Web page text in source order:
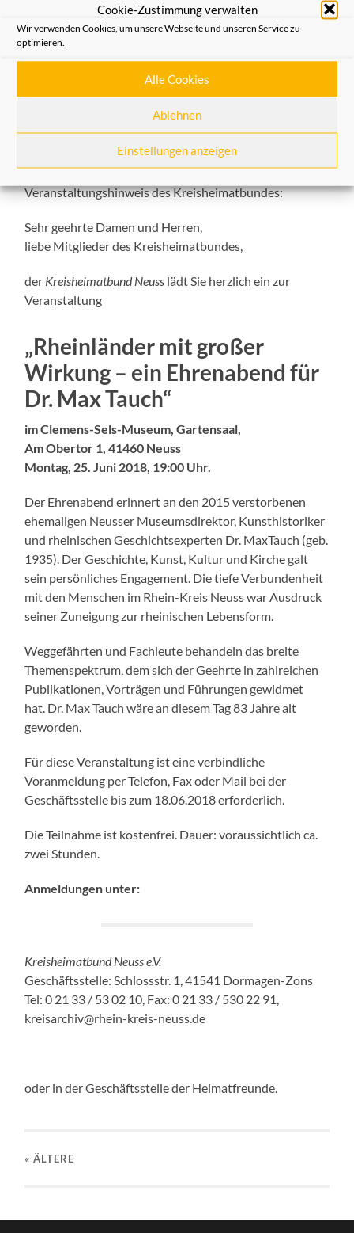
Cookie-Zustimmung verwalten
Wir verwenden Cookies, um unsere Webseite und unseren Service zu
optimieren.
Alle Cookies
Ablehnen
Einstellungen anzeigen
Rheinländer mit großer Wirkung
– ein Ehrenabend für Dr. Max
Tauch
Veranstaltungshinweis des Kreisheimatbundes:
Sehr geehrte Damen und Herren,
liebe Mitglieder des Kreisheimatbundes,
der Kreisheimatbund Neuss lädt Sie herzlich ein zur
Veranstaltung
„Rheinländer mit großer
Wirkung – ein Ehrenabend für
Dr. Max Tauch“
im Clemens-Sels-Museum, Gartensaal,
Am Obertor 1, 41460 Neuss
Montag, 25. Juni 2018, 19:00 Uhr.
Der Ehrenabend erinnert an den 2015 verstorbenen
ehemaligen Neusser Museumsdirektor, Kunsthistoriker
und rheinischen Geschichtsexperten Dr. MaxTauch (geb.
1935). Der Geschichte, Kunst, Kultur und Kirche galt
sein persönliches Engagement. Die tiefe Verbundenheit
mit den Menschen im Rhein-Kreis Neuss war Ausdruck
seiner Zuneigung zur rheinischen Lebensform.
Weggefährten und Fachleute behandeln das breite
Themenspektrum, dem sich der Geehrte in zahlreichen
Publikationen, Vorträgen und Führungen gewidmet
hat. Dr. Max Tauch wäre an diesem Tag 83 Jahre alt
geworden.
Für diese Veranstaltung ist eine verbindliche
Voranmeldung per Telefon, Fax oder Mail bei der
Geschäftsstelle bis zum 18.06.2018 erforderlich.
Die Teilnahme ist kostenfrei. Dauer: voraussichtlich ca.
zwei Stunden.
Anmeldungen unter:
Kreisheimatbund Neuss e.V.
Geschäftsstelle: Schlossstr. 1, 41541 Dormagen-Zons
Tel: 0 21 33 / 53 02 10, Fax: 0 21 33 / 530 22 91,
kreisarchiv@rhein-kreis-neuss.de
oder in der Geschäftsstelle der Heimatfreunde.
« ÄLTERE